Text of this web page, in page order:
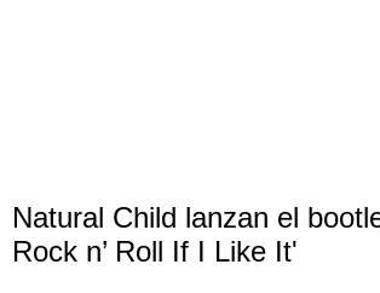
Natural Child lanzan el
Rock n’ Roll If I Like It'